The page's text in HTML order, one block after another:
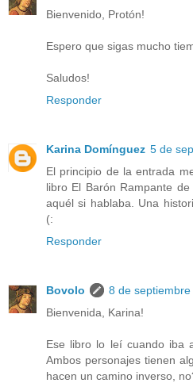
Bienvenido, Protón!
Espero que sigas mucho
Saludos!
Responder
Karina Domínguez 5 de
El principio de la entrada
libro El Barón Rampante
aquél si hablaba. Una
(:
Responder
Bovolo
8 de
Bienvenida, Karina!
Ese libro lo leí cuando iba
Ambos personajes tienen
hacen un camino inverso,